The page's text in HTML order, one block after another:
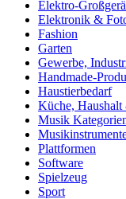
Elektro-
Elektronik &
Fashion
Garten
Gewerbe,
Handmade-
Haustierbedarf
Küche, Haushalt
Musik
Plattformen
Software
Spielzeug
Sport